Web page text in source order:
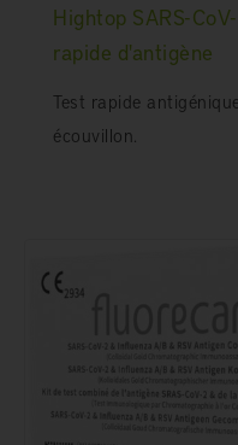
Hightop SARS-
rapide d'antigène
Test rapide
écouvillon.